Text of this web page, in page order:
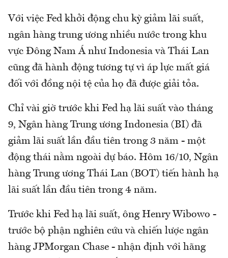
Với việc Fed khởi động chu kỳ giảm lãi suất,
ngân hàng trung ương nhiều nước trong khu
vực Đông Nam Á như Indonesia và Thái Lan
cũng đã hành động tương tự vì áp lực mất giá
đối với đồng nội tệ của họ đã được giải tỏa.
Chỉ vài giờ trước khi Fed hạ lãi suất vào tháng
9, Ngân hàng Trung ương Indonesia (BI) đã
giảm lãi suất lần đầu tiên trong 3 năm - một
động thái nằm ngoài dự báo. Hôm 16/10, Ngân
hàng Trung ương Thái Lan (BOT) tiến hành hạ
lãi suất lần đầu tiên trong 4 năm.
Trước khi Fed hạ lãi suất, ông Henry Wibowo -
trước bộ phận nghiên cứu và chiến lược ngân
hàng JPMorgan Chase - nhận định với hãng